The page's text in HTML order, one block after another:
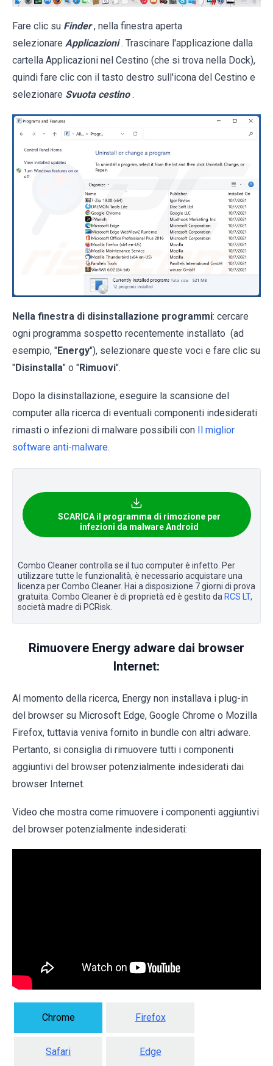
Fare clic su Finder , nella finestra aperta
selezionare Applicazioni . Trascinare l'applicazione dalla
cartella Applicazioni nel Cestino (che si trova nella Dock),
quindi fare clic con il tasto destro sull'icona del Cestino e
selezionare Svuota cestino .
Nella finestra di disinstallazione programmi: cercare
ogni programma sospetto recentemente installato (ad
esempio, "Energy"), selezionare queste voci e fare clic su
"Disinstalla" o "Rimuovi".
Dopo la disinstallazione, eseguire la scansione del
computer alla ricerca di eventuali componenti indesiderati
rimasti o infezioni di malware possibili con Il miglior
software anti-malware.
SCARICA il programma di rimozione per
infezioni da malware Android
Combo Cleaner controlla se il tuo computer è infetto. Per
utilizzare tutte le funzionalità, è necessario acquistare una
licenza per Combo Cleaner. Hai a disposizione 7 giorni di prova
gratuita. Combo Cleaner è di proprietà ed è gestito da RCS LT,
società madre di PCRisk.
Rimuovere Energy adware dai browser
Internet:
Al momento della ricerca, Energy non installava i plug-in
del browser su Microsoft Edge, Google Chrome o Mozilla
Firefox, tuttavia veniva fornito in bundle con altri adware.
Pertanto, si consiglia di rimuovere tutti i componenti
aggiuntivi del browser potenzialmente indesiderati dai
browser Internet.
Video che mostra come rimuovere i componenti aggiuntivi
del browser potenzialmente indesiderati:
Chrome Firefox
Safari Edge